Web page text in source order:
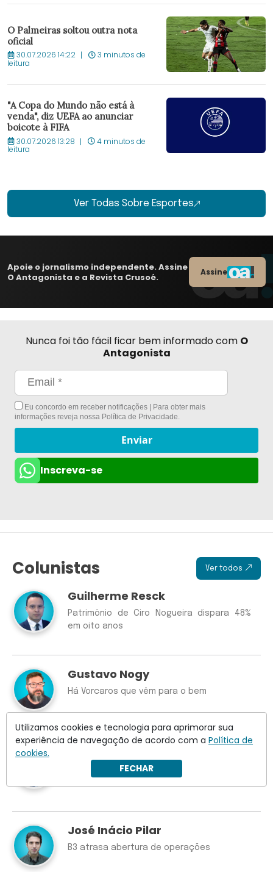
Utilizamos cookies e tecnologia para aprimorar sua
experiência de navegação de acordo com a Política de
cookies.
FECHAR
O Palmeiras soltou outra nota
oficial
30.07.2026 14:22 3 minutos de
leitura
"A Copa do Mundo não está à
venda", diz UEFA ao anunciar
boicote à FIFA
30.07.2026 13:28 4 minutos de
leitura
Ver Todas Sobre Esportes
Apoie o jornalismo independente. Assine
O Antagonista e a Revista Crusoé.
Assine
Nunca foi tão fácil ficar bem informado com O
Antagonista
Eu concordo em receber notificações | Para obter mais
informações reveja nossa Política de Privacidade.
Enviar
Inscreva-se
Colunistas Ver todos
Guilherme Resck
Patrimônio de Ciro Nogueira dispara 48%
em oito anos
Gustavo Nogy
Há Vorcaros que vêm para o bem
Crusoé: Janja adere ao Direito Xandônico
José Inácio Pilar
B3 atrasa abertura de operações